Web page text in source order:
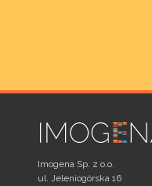
Imogena Sp. z o.o.
ul. Jeleniogórska 16